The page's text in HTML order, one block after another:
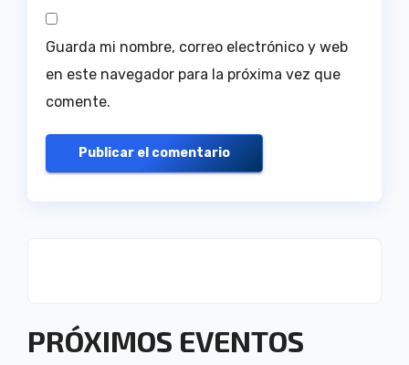
Guarda mi nombre, correo electrónico y web
en este navegador para la próxima vez que
comente.
PRÓXIMOS EVENTOS